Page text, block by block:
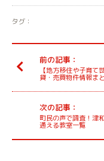
タグ：
前の記事：
【地方移住や子育
貸・売買物件情報ま
次の記事：
町民の声で調査！津
通える教室一覧